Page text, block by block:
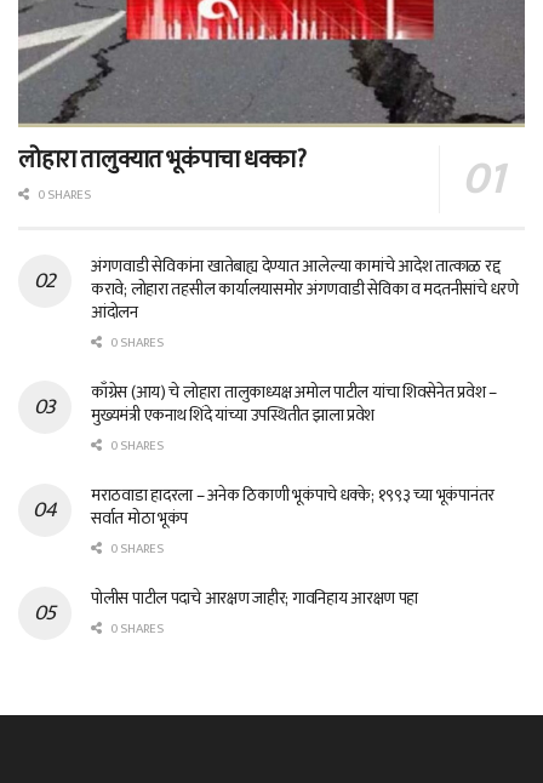
लोहारा तालुक्यात भूकंपाचा धक्का?
0 SHARES
अंगणवाडी सेविकांना खातेबाह्य देण्यात आलेल्या कामांचे आदेश तात्काळ रद्द
करावे; लोहारा तहसील कार्यालयासमोर अंगणवाडी सेविका व मदतनीसांचे धरणे
आंदोलन
0 SHARES
काँग्रेस (आय) चे लोहारा तालुकाध्यक्ष अमोल पाटील यांचा शिवसेनेत प्रवेश –
मुख्यमंत्री एकनाथ शिंदे यांच्या उपस्थितीत झाला प्रवेश
0 SHARES
मराठवाडा हादरला – अनेक ठिकाणी भूकंपाचे धक्के; १९९३ च्या भूकंपानंतर
सर्वात मोठा भूकंप
0 SHARES
पोलीस पाटील पदाचे आरक्षण जाहीर; गावनिहाय आरक्षण पहा
0 SHARES